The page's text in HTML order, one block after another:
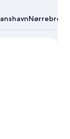
Nørrebro